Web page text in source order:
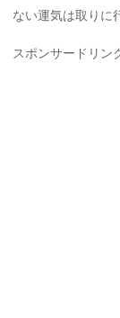
ない運気は取りに
スポンサードリン